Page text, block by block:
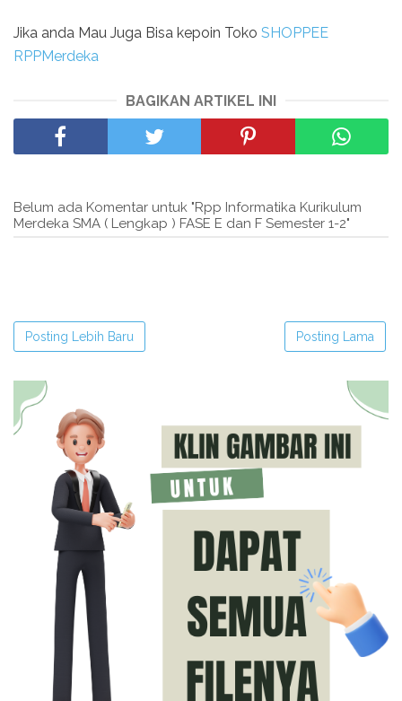
Jika anda Mau Juga Bisa kepoin Toko SHOPPEE
RPPMerdeka
BAGIKAN ARTIKEL INI
Belum ada Komentar untuk "Rpp Informatika Kurikulum
Merdeka SMA ( Lengkap ) FASE E dan F Semester 1-2"
Posting Lebih Baru Posting Lama